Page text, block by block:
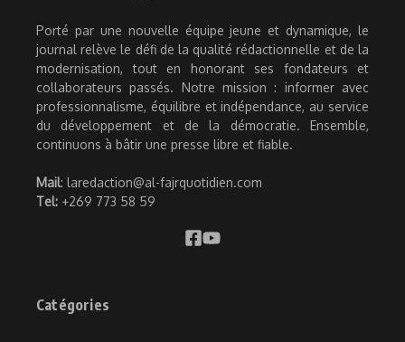
Porté par une nouvelle équipe jeune et dynamique, le
journal relève le défi de la qualité rédactionnelle et de la
modernisation, tout en honorant ses fondateurs et
collaborateurs passés. Notre mission : informer avec
professionnalisme, équilibre et indépendance, au service
du développement et de la démocratie. Ensemble,
continuons à bâtir une presse libre et fiable.
Mail: laredaction@al-fajrquotidien.com
Tel: +269 773 58 59
Catégories